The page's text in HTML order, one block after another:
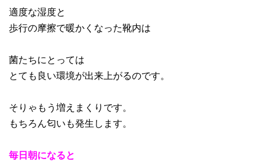
適度な湿度と
歩行の摩擦で暖かくなった靴内は
菌たちにとっては
とても良い環境が出来上がるのです。
そりゃもう増えまくりです。
もちろん匂いも発生します。
毎日朝になると